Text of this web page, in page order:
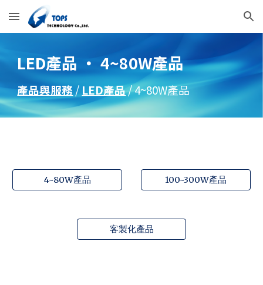
Skip to main content Skip to navigation
LED產品 ・ 4~80W產品
產品與服務 / LED產品/ 4~80W產品
4~80W產品 100~300W產品
客製化產品